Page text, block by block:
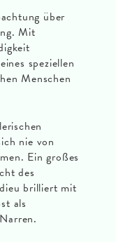
über
Mit
speziellen
Menschen
nie von
Ein großes
des
brilliert mit
als